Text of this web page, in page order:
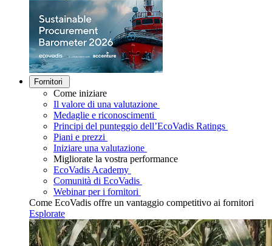
Fornitori
Come iniziare
Il valore di una valutazione
Medaglie e riconoscimenti
Principi del punteggio dell’EcoVadis Ratings
Piani e prezzi
Iniziare una valutazione
Migliorate la vostra performance
EcoVadis Academy
Comunità di EcoVadis
Webinar per i fornitori
Come EcoVadis offre un vantaggio competitivo ai fornitori
Esplorate